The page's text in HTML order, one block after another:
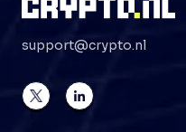
support@crypto.nl